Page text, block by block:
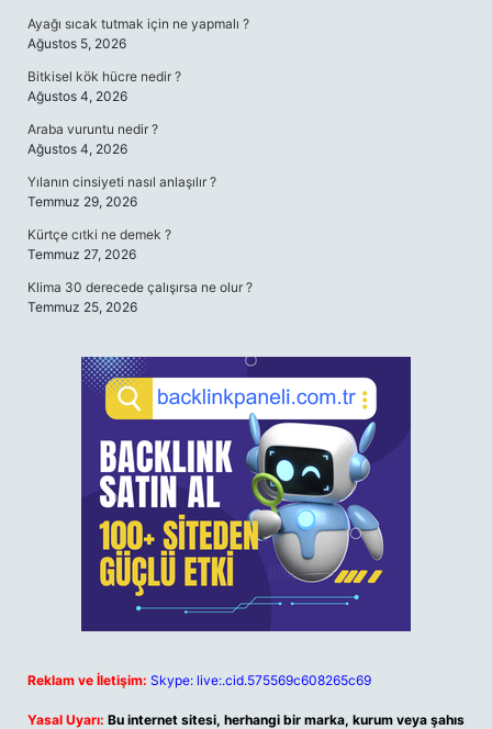
Ayağı sıcak tutmak için ne yapmalı ?
Ağustos 5, 2026
Bitkisel kök hücre nedir ?
Ağustos 4, 2026
Araba vuruntu nedir ?
Ağustos 4, 2026
Yılanın cinsiyeti nasıl anlaşılır ?
Temmuz 29, 2026
Kürtçe cıtki ne demek ?
Temmuz 27, 2026
Klima 30 derecede çalışırsa ne olur ?
Temmuz 25, 2026
Reklam ve İletişim: Skype: live:.cid.575569c608265c69
Yasal Uyarı: Bu internet sitesi, herhangi bir marka, kurum veya şahıs